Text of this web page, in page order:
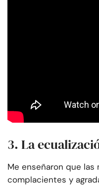
3. La
Me enseñaron que
complacientes y